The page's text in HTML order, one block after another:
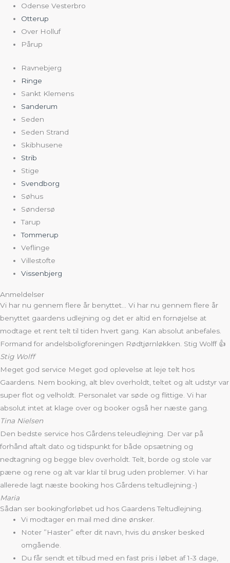
Odense Vesterbro
Otterup
Over Holluf
Pårup
Ravnebjerg
Ringe
Sankt Klemens
Sanderum
Seden
Seden Strand
Skibhusene
Strib
Stige
Svendborg
Søhus
Søndersø
Tarup
Tommerup
Veflinge
Villestofte
Vissenbjerg
Anmeldelser
Vi har nu gennem flere år benyttet… Vi har nu gennem flere år
benyttet gaardens udlejning og det er altid en fornøjelse at
modtage et rent telt til tiden hvert gang. Kan absolut anbefales.
Formand for andelsboligforeningen Rødtjørnløkken. Stig Wolff 👍
Stig Wolff
Meget god service Meget god oplevelse at leje telt hos
Gaardens. Nem booking, alt blev overholdt, teltet og alt udstyr var
super flot og velholdt. Personalet var søde og flittige. Vi har
absolut intet at klage over og booker også her næste gang.
Tina Nielsen
Den bedste service hos Gårdens teleudlejning. Der var på
forhånd aftalt dato og tidspunkt for både opsætning og
nedtagning og begge blev overholdt. Telt, borde og stole var
pæne og rene og alt var klar til brug uden problemer. Vi har
allerede lagt næste booking hos Gårdens teltudlejning:-)
Maria
Sådan ser bookingforløbet ud hos Gaardens Teltudlejning.
Vi modtager en mail med dine ønsker.
Noter ”Haster” efter dit navn, hvis du ønsker besked
omgående.
Du får sendt et tilbud med en fast pris i løbet af 1-3 dage,